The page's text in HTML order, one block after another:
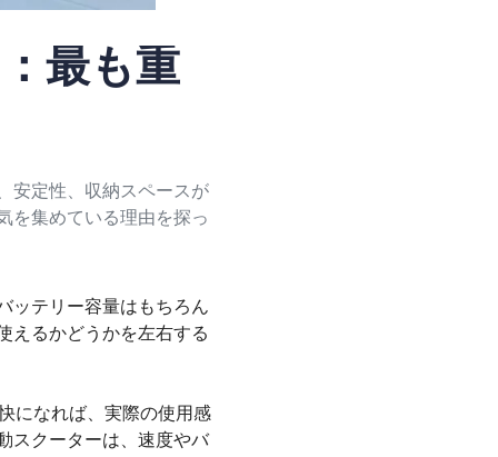
最も重
安定性、収納スペースが
を集めている理由を探っ
ッテリー容量はもちろん
えるかどうかを左右する
になれば、実際の使用感
スクーターは、速度やバ